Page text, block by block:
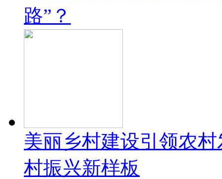
路”？
美丽乡村建设引领农
村振兴新样板